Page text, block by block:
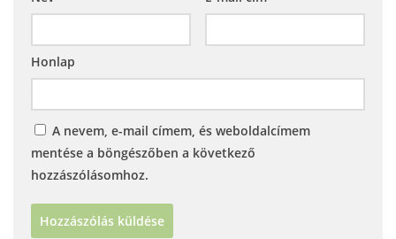
Honlap
A nevem, e-mail címem, és weboldalcímem
mentése a böngészőben a következő
hozzászólásomhoz.